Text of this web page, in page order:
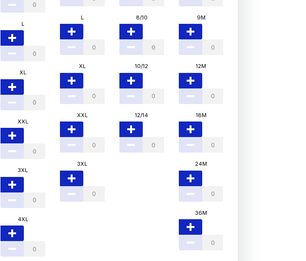
L
XL
XXL
3XL
4XL
L
XL
XXL
3XL
8/10
10/12
12/14
9M
12M
18M
24M
36M